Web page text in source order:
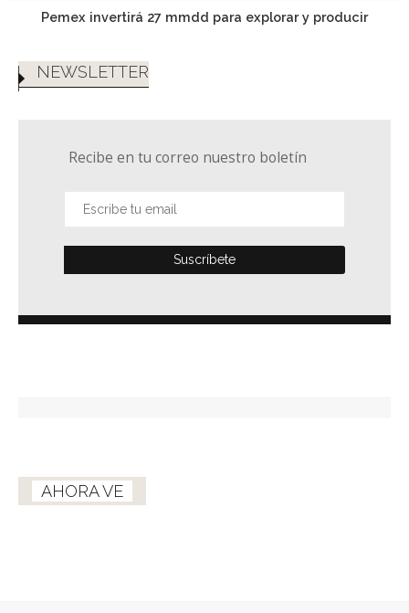
Pemex invertirá 27 mmdd para explorar y producir
NEWSLETTER
Recibe en tu correo nuestro boletín
AHORA VE